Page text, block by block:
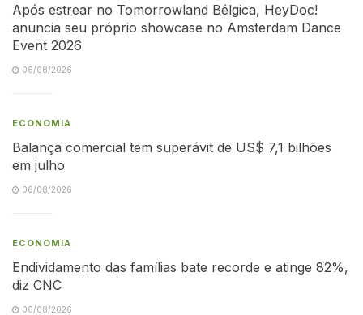
Após estrear no Tomorrowland Bélgica, HeyDoc!
anuncia seu próprio showcase no Amsterdam Dance
Event 2026
06/08/2026
ECONOMIA
Balança comercial tem superávit de US$ 7,1 bilhões
em julho
06/08/2026
ECONOMIA
Endividamento das famílias bate recorde e atinge 82%,
diz CNC
06/08/2026